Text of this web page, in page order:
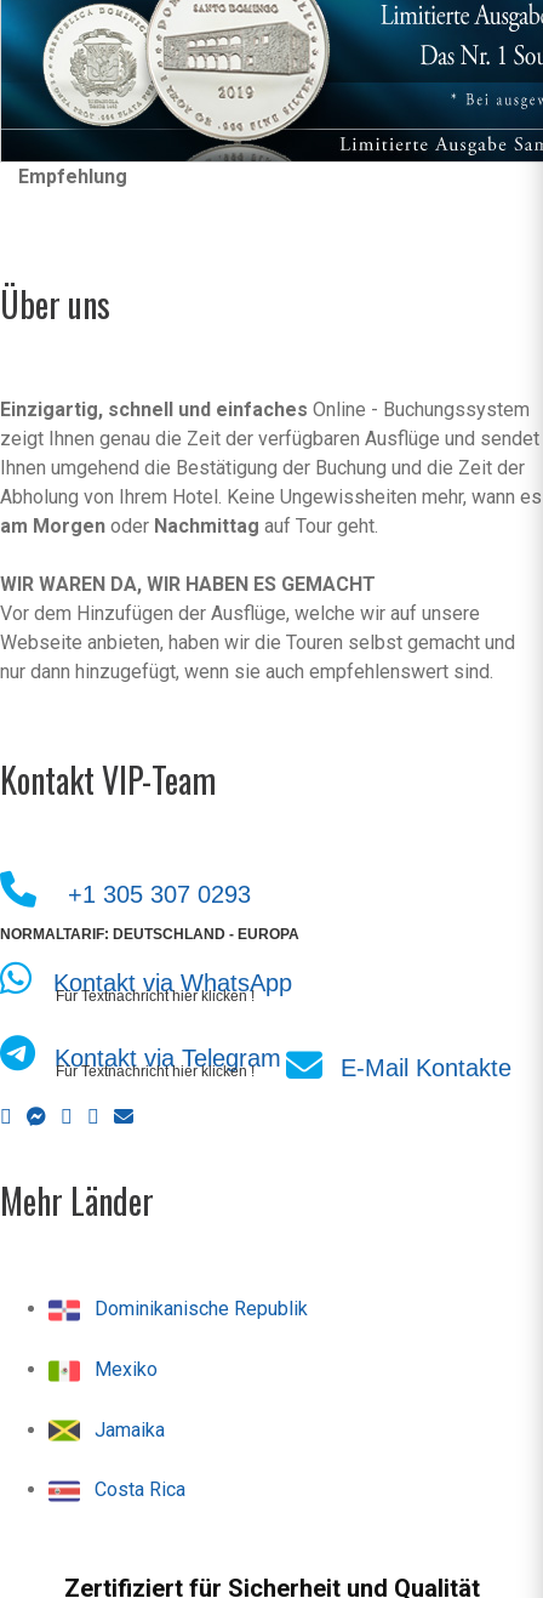
Empfehlung
Über uns
Einzigartig, schnell und einfaches Online - Buchungssystem
zeigt Ihnen genau die Zeit der verfügbaren Ausflüge und sendet
Ihnen umgehend die Bestätigung der Buchung und die Zeit der
Abholung von Ihrem Hotel. Keine Ungewissheiten mehr, wann es
am Morgen oder Nachmittag auf Tour geht.
WIR WAREN DA, WIR HABEN ES GEMACHT
Vor dem Hinzufügen der Ausflüge, welche wir auf unsere
Webseite anbieten, haben wir die Touren selbst gemacht und
nur dann hinzugefügt, wenn sie auch empfehlenswert sind.
Kontakt VIP-Team
+1 305 307 0293
NORMALTARIF: DEUTSCHLAND - EUROPA
Kontakt via WhatsApp
Für Textnachricht hier klicken !
Kontakt via Telegram
Für Textnachricht hier klicken ! E-Mail Kontakte
Mehr Länder
Dominikanische Republik
Mexiko
Jamaika
Costa Rica
Zertifiziert für Sicherheit und Qualität